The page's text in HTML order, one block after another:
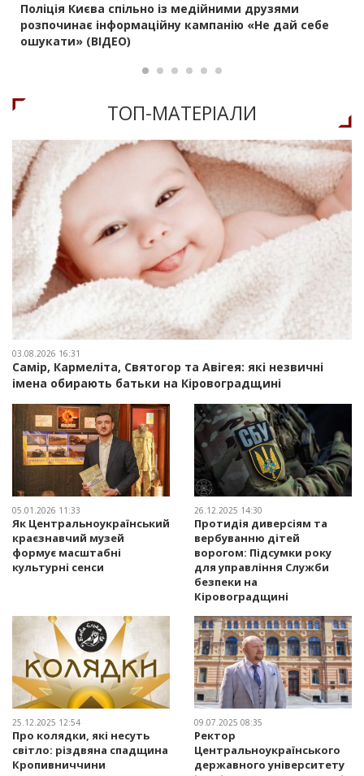
Поліція Києва спільно із медійними друзями
розпочинає інформаційну кампанію «Не дай себе
ошукати» (ВІДЕО)
ТОП-МАТЕРIАЛИ
03.08.2026 16:31
Самір, Кармеліта, Святогор та Авігея: які незвичні
імена обирають батьки на Кіровоградщині
05.01.2026 11:33
Як Центральноукраїнський
краєзнавчий музей
формує масштабні
культурні сенси
26.12.2025 14:30
Протидія диверсіям та
вербуванню дітей
ворогом: Підсумки року
для управління Служби
безпеки на
Кіровоградщині
25.12.2025 12:54
Про колядки, які несуть
світло: різдвяна спадщина
Кропивниччини
09.07.2025 08:35
Ректор
Центральноукраїнського
державного університету